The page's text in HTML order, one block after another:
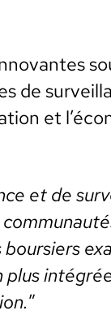
de
et
et de
”